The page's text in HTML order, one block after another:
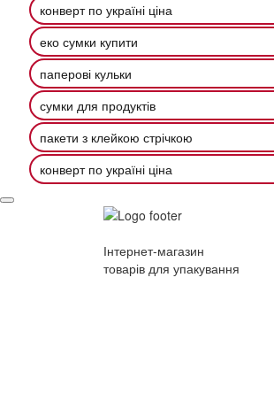
конверт по україні ціна
еко сумки купити
паперові кульки
сумки для продуктів
пакети з клейкою стрічкою
конверт по україні ціна
Інтернет-магазин
товарів для упакування